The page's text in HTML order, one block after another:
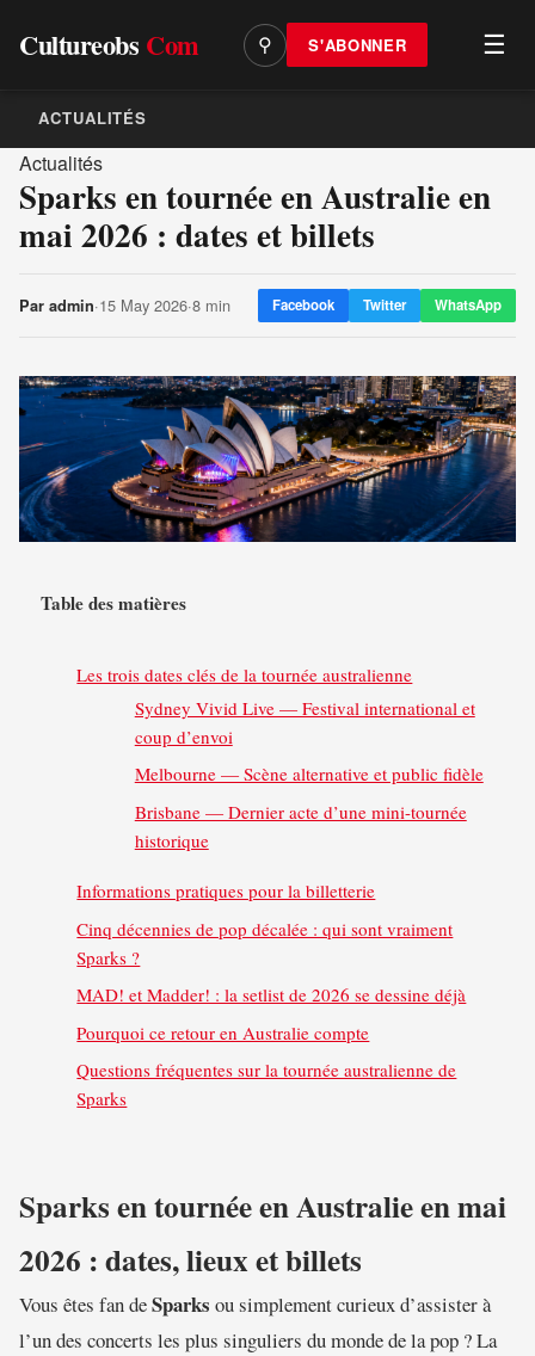
Cultureobs Com ⚲ S'ABONNER ☰
ACTUALITÉS
Actualités
Sparks en tournée en Australie en
mai 2026 : dates et billets
Par admin·15 May 2026·8 min Facebook Twitter WhatsApp
Table des matières
Les trois dates clés de la tournée australienne
Sydney Vivid Live — Festival international et
coup d’envoi
Melbourne — Scène alternative et public fidèle
Brisbane — Dernier acte d’une mini-tournée
historique
Informations pratiques pour la billetterie
Cinq décennies de pop décalée : qui sont vraiment
Sparks ?
MAD! et Madder! : la setlist de 2026 se dessine déjà
Pourquoi ce retour en Australie compte
Questions fréquentes sur la tournée australienne de
Sparks
Sparks en tournée en Australie en mai
2026 : dates, lieux et billets
Vous êtes fan deSparks ou simplement curieux d’assister à
l’un des concerts les plus singuliers du monde de la pop ? La